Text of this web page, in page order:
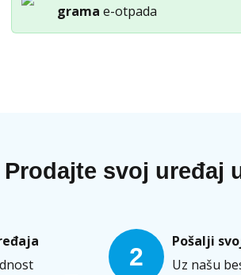
količina grama e-otpada
Prodajte svoj uređaj
2
Pošalji
Uz našu